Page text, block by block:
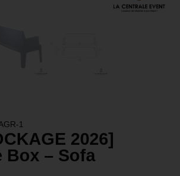
1
2026]
Box – Sofa